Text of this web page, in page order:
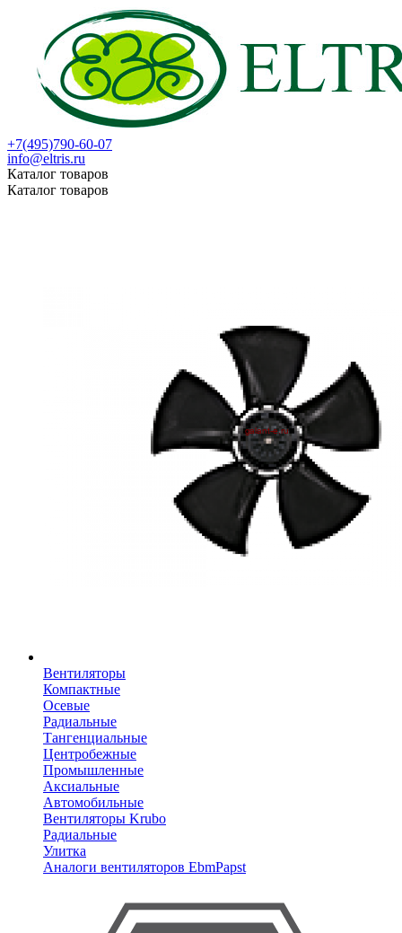
+7(495)790-60-07
info@eltris.ru
Каталог товаров
Каталог товаров
Вентиляторы
Компактные
Осевые
Радиальные
Тангенциальные
Центробежные
Промышленные
Аксиальные
Автомобильные
Вентиляторы Krubo
Радиальные
Улитка
Аналоги вентиляторов EbmPapst